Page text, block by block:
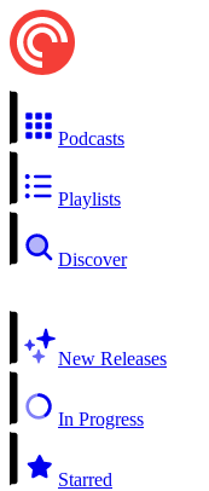
Podcasts
Playlists
Discover
New Releases
In Progress
Starred